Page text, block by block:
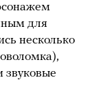
для
несколько
звуковые